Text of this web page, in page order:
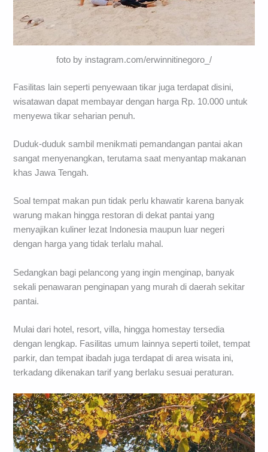
foto by instagram.com/erwinnitinegoro_/
Fasilitas lain seperti penyewaan tikar juga terdapat disini,
wisatawan dapat membayar dengan harga Rp. 10.000 untuk
menyewa tikar seharian penuh.
Duduk-duduk sambil menikmati pemandangan pantai akan
sangat menyenangkan, terutama saat menyantap makanan
khas Jawa Tengah.
Soal tempat makan pun tidak perlu khawatir karena banyak
warung makan hingga restoran di dekat pantai yang
menyajikan kuliner lezat Indonesia maupun luar negeri
dengan harga yang tidak terlalu mahal.
Sedangkan bagi pelancong yang ingin menginap, banyak
sekali penawaran penginapan yang murah di daerah sekitar
pantai.
Mulai dari hotel, resort, villa, hingga homestay tersedia
dengan lengkap. Fasilitas umum lainnya seperti toilet, tempat
parkir, dan tempat ibadah juga terdapat di area wisata ini,
terkadang dikenakan tarif yang berlaku sesuai peraturan.